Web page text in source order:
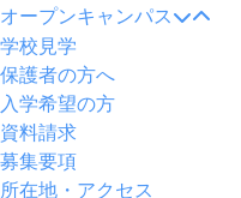
オープンキャンパス
学校見学
保護者の方へ
入学希望の方
資料請求
募集要項
所在地・アクセス